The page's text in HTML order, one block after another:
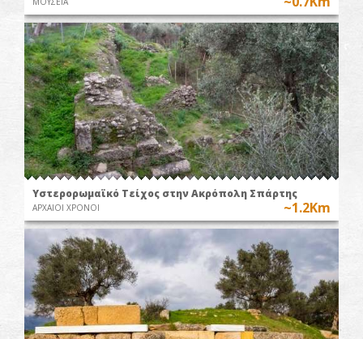
Υστερορωμαϊκό Τείχος στην Ακρόπολη Σπάρτης
ΑΡΧΑΙΟΙ ΧΡΟΝΟΙ ~1.2Km